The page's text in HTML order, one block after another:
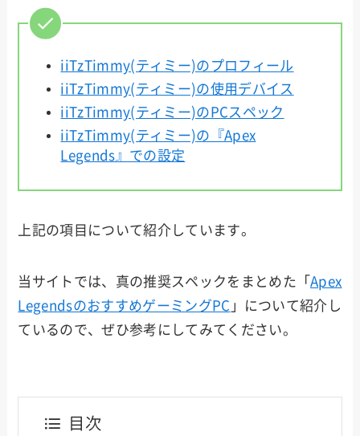
iiTzTimmy(ティミー)のプロフィール
iiTzTimmy(ティミー)の使用デバイス
iiTzTimmy(ティミー)のPCスペック
iiTzTimmy(ティミー)の『Apex
Legends』での設定
上記の項目について紹介しています。
当サイトでは、真の推奨スペックをまとめた「 Apex
LegendsのおすすめゲーミングPC 」について紹介し
ているので、ぜひ参考にしてみてください。
目次